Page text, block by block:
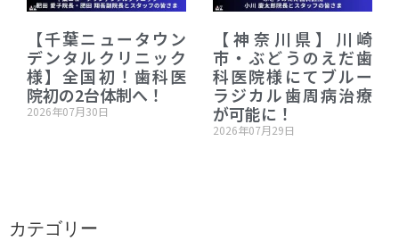
【千葉ニュータウン
デンタルクリニック
様】全国初！歯科医
院初の2台体制へ！
2026年07月30日
【神奈川県】川崎
市・ぶどうのえだ歯
科医院様にてブルー
ラジカル歯周病治療
が可能に！
2026年07月29日
カテゴリー